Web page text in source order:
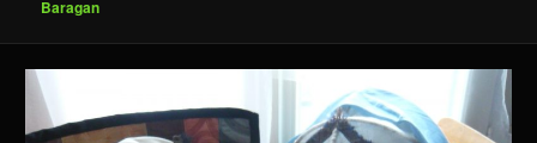
Baragan